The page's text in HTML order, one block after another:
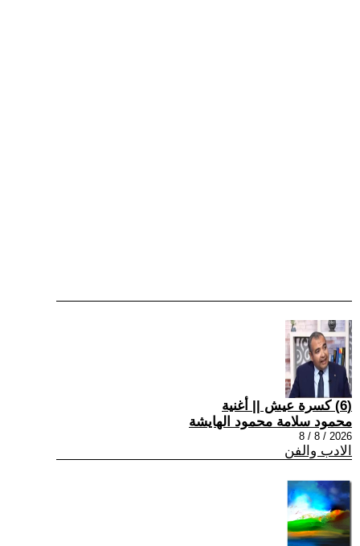
(6) كسرة عيش || أغنية
محمود سلامة محمود الهايشة
2026 / 8 / 8
الادب والفن